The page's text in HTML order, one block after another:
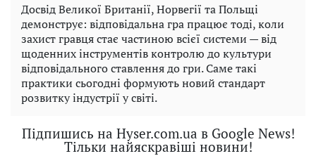
Досвід Великої Британії, Норвегії та Польщі
демонструє: відповідальна гра працює тоді, коли
захист гравця стає частиною всієї системи — від
щоденних інструментів контролю до культури
відповідального ставлення до гри. Саме такі
практики сьогодні формують новий стандарт
розвитку індустрії у світі.
Підпишись на Hyser.com.ua в Google News!
Тільки найяскравіші новини!